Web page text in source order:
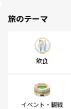
旅のテーマ
飲食
イベント・観戦